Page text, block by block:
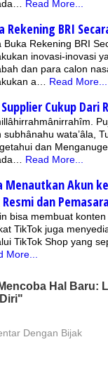
Read More...
Rekening BRI
Buka Rekening BRI
inovasi-inovasi
dan para calon
a… Read More...
Cukup Dari
subhânahu wata’âla,
dan
Read More...
Menautkan Akun
Resmi dan
bisa membuat
TikTok juga
TikTok Shop yang
More...
Hal Baru:
Dengan Bijak